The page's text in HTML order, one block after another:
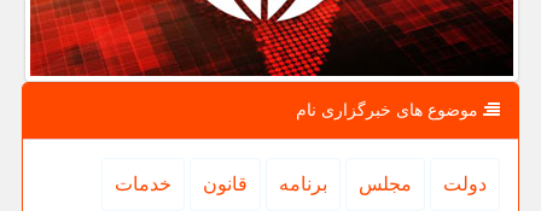
موضوع های خبرگزاری نام
دولت مجلس برنامه قانون خدمات